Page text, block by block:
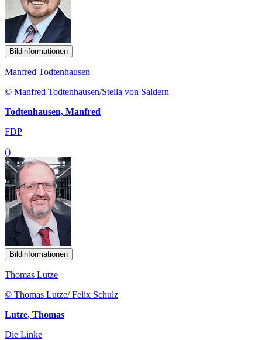
Bildinformationen
Manfred Todtenhausen
© Manfred Todtenhausen/Stella von Saldern
Todtenhausen, Manfred
FDP
()
Bildinformationen
Thomas Lutze
© Thomas Lutze/ Felix Schulz
Lutze, Thomas
Die Linke